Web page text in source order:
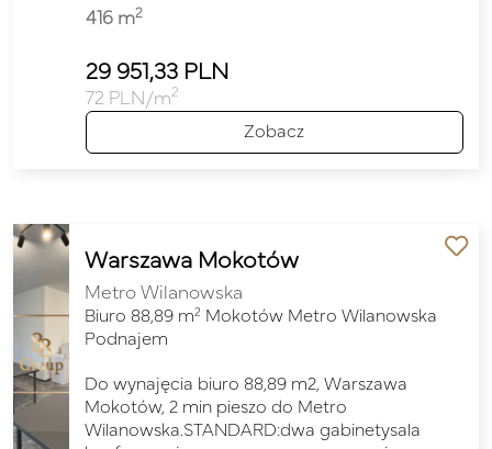
416 m2
29 951,33 PLN
72 PLN/m2
Zobacz
Warszawa Mokotów
Metro Wilanowska
Biuro 88,89 m2
Mokotów Metro Wilanowska
Podnajem
Do wynajęcia biuro 88,89 m2, Warszawa
Mokotów, 2 min pieszo do Metro
Wilanowska.STANDARD:dwa gabinetysala